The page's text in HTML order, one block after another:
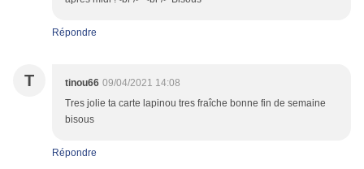
Répondre
T tinou66 09/04/2021 14:08
Tres jolie ta carte lapinou tres fraîche bonne fin de semaine
bisous
Répondre